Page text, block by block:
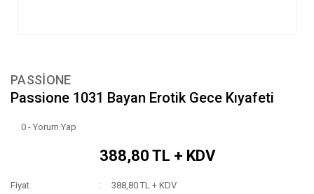
PASSİONE
Passione 1031 Bayan Erotik Gece Kıyafeti
0 - Yorum Yap
388,80 TL + KDV
Fiyat
388,80 TL + KDV